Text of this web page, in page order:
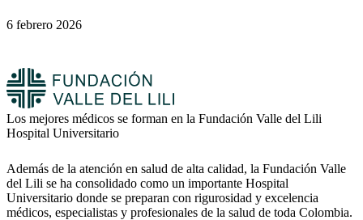
6 febrero 2026
Los mejores médicos se forman en la Fundación Valle del Lili
Hospital Universitario
Además de la atención en salud de alta calidad, la Fundación Valle
del Lili se ha consolidado como un importante Hospital
Universitario donde se preparan con rigurosidad y excelencia
médicos, especialistas y profesionales de la salud de toda Colombia.